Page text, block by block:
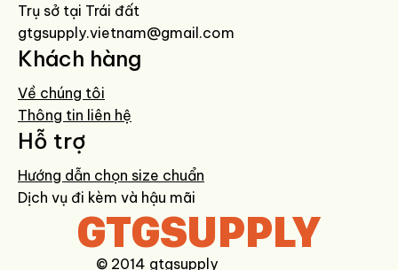
Để giày nơi khô ráo, tránh ánh nắng trực tiếp.
Không giặt máy để giữ form và chất liệu.
Trụ sở tại Trái đất
gtgsupply.vietnam@gmail.com
Khách hàng
Về chúng tôi
Thông tin liên hệ
Hỗ trợ
Hướng dẫn chọn size chuẩn
Dịch vụ đi kèm và hậu mãi
GTGSUPPLY
© 2014 gtgsupply